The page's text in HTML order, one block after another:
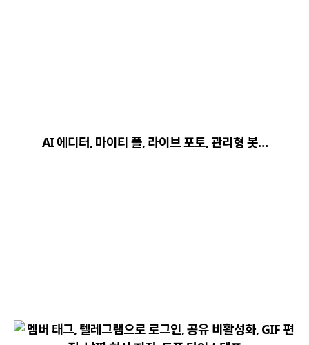
AI 에디터, 마이티 폴, 라이브 포토, 관리형 봇…